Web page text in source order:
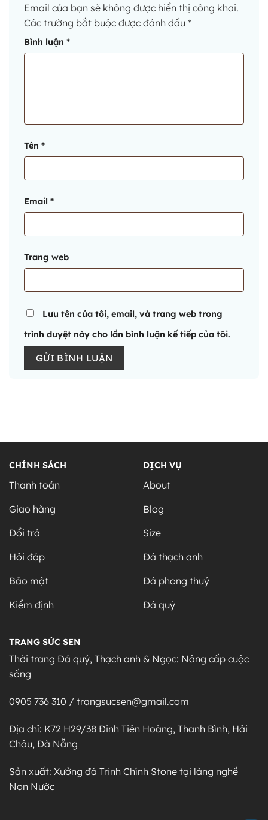
Email của bạn sẽ không được hiển thị công khai.
Các trường bắt buộc được đánh dấu *
Bình luận *
Tên *
Email *
Trang web
Lưu tên của tôi, email, và trang web trong
trình duyệt này cho lần bình luận kế tiếp của tôi.
CHÍNH SÁCH
Thanh toán
Giao hàng
Đổi trả
Hỏi đáp
Bảo mật
Kiểm định
DỊCH VỤ
About
Blog
Size
Đá thạch anh
Đá phong thuỷ
Đá quý
TRANG SỨC SEN
Thời trang Đá quý, Thạch anh & Ngọc: Nâng cấp cuộc
sống
0905 736 310 / trangsucsen@gmail.com
Địa chỉ: K72 H29/38 Đinh Tiên Hoàng, Thanh Bình, Hải
Châu, Đà Nẵng
Sản xuất: Xưởng đá Trinh Chính Stone tại làng nghề
Non Nước